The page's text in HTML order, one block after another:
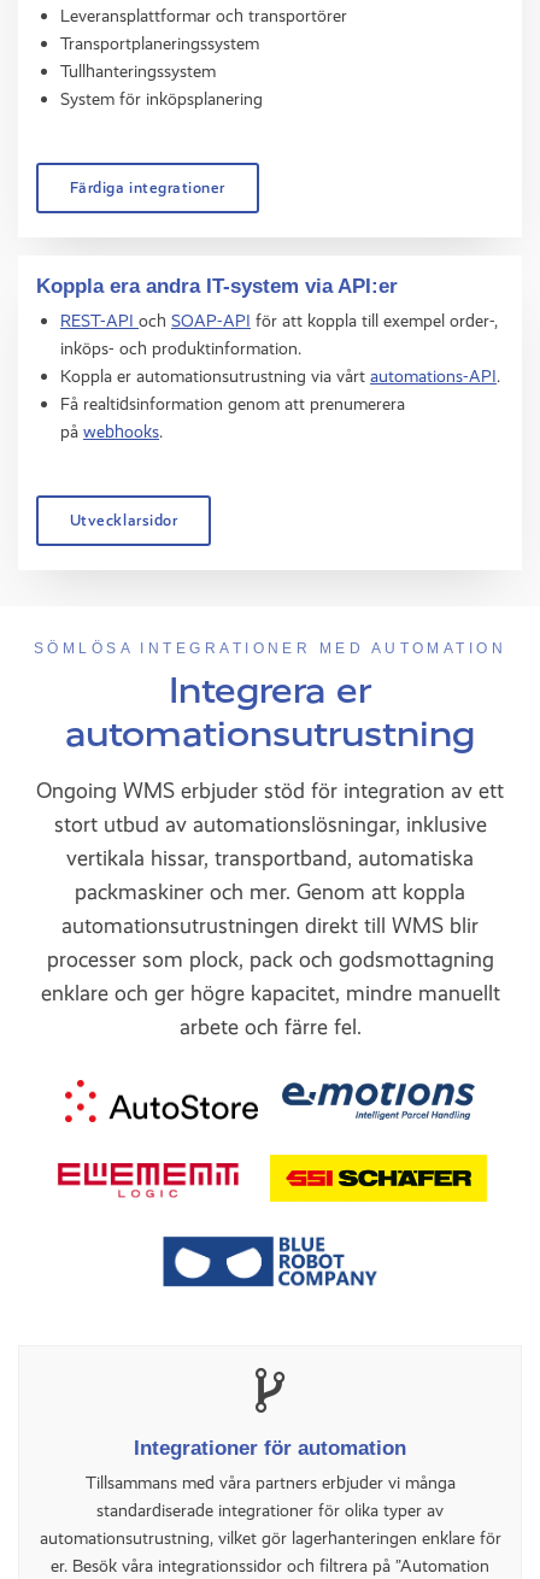
Leveransplattformar och transportörer
Transportplaneringssystem
Tullhanteringssystem
System för inköpsplanering
Färdiga integrationer
Koppla era andra IT-system via API:er
REST-API och SOAP-API för att koppla till exempel order-,
inköps- och produktinformation.
Koppla er automationsutrustning via vårt automations-API.
Få realtidsinformation genom att prenumerera
på webhooks.
Utvecklarsidor
SÖMLÖSA INTEGRATIONER MED AUTOMATION
Integrera er
automationsutrustning
Ongoing WMS erbjuder stöd för integration av ett
stort utbud av automationslösningar, inklusive
vertikala hissar, transportband, automatiska
packmaskiner och mer. Genom att koppla
automationsutrustningen direkt till WMS blir
processer som plock, pack och godsmottagning
enklare och ger högre kapacitet, mindre manuellt
arbete och färre fel.
Integrationer för automation
Tillsammans med våra partners erbjuder vi många
standardiserade integrationer för olika typer av
automationsutrustning, vilket gör lagerhanteringen enklare för
er. Besök våra integrationssidor och filtrera på ”Automation